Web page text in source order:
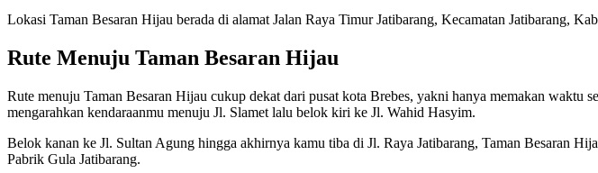
Lokasi Taman Besaran Hijau berada di alamat Jalan Raya Timur Jatibarang, Kecamatan Jatibarang,
Rute Menuju Taman Besaran Hijau
Rute menuju Taman Besaran Hijau cukup dekat dari pusat kota Brebes, yakni hanya memakan waktu
mengarahkan kendaraanmu menuju Jl. Slamet lalu belok kiri ke Jl. Wahid Hasyim.
Belok kanan ke Jl. Sultan Agung hingga akhirnya kamu tiba di Jl. Raya Jatibarang, Taman Besaran
Pabrik Gula Jatibarang.